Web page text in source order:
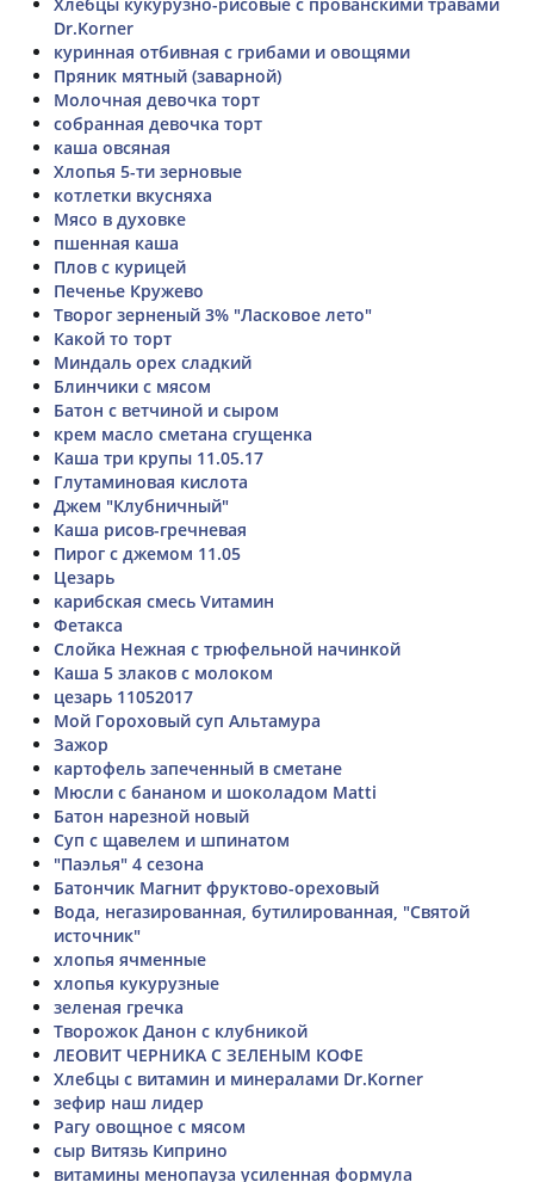
Dr.Korner
куринная отбивная с грибами и овощями
Пряник мятный (заварной)
Молочная девочка торт
собранная девочка торт
каша овсяная
Хлопья 5-ти зерновые
котлетки вкусняха
Мясо в духовке
пшенная каша
Плов с курицей
Печенье Кружево
Творог зерненый 3% "Ласковое лето"
Какой то торт
Миндаль орех сладкий
Блинчики с мясом
Батон с ветчиной и сыром
крем масло сметана сгущенка
Каша три крупы 11.05.17
Глутаминовая кислота
Джем "Клубничный"
Каша рисов-гречневая
Пирог с джемом 11.05
Цезарь
карибская смесь Vитамин
Фетакса
Слойка Нежная с трюфельной начинкой
Каша 5 злаков с молоком
цезарь 11052017
Мой Гороховый суп Альтамура
Зажор
картофель запеченный в сметане
Мюсли с бананом и шоколадом Matti
Батон нарезной новый
Суп с щавелем и шпинатом
"Паэлья" 4 сезона
Батончик Магнит фруктово-ореховый
Вода, негазированная, бутилированная, "Святой
источник"
хлопья ячменные
хлопья кукурузные
зеленая гречка
Творожок Данон с клубникой
ЛЕОВИТ ЧЕРНИКА С ЗЕЛЕНЫМ КОФЕ
Хлебцы с витамин и минералами Dr.Korner
зефир наш лидер
Рагу овощное с мясом
сыр Витязь Киприно
витамины менопауза усиленная формула